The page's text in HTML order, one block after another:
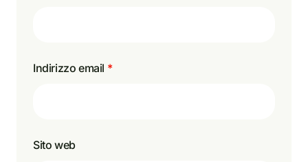
Indirizzo email *
Sito web